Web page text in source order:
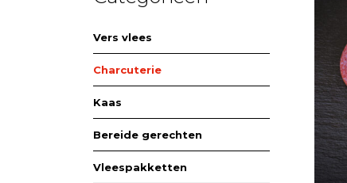
Vers vlees
Charcuterie
Kaas
Bereide gerechten
Vleespakketten